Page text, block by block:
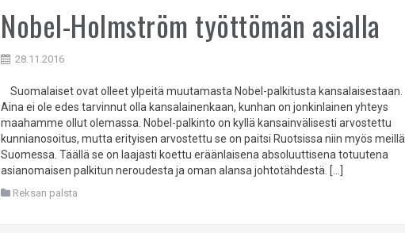
Nobel-Holmström työttömän asialla
28.11.2016
Suomalaiset ovat olleet ylpeitä muutamasta Nobel-palkitusta kansalaisestaan.
Aina ei ole edes tarvinnut olla kansalainenkaan, kunhan on jonkinlainen yhteys
maahamme ollut olemassa. Nobel-palkinto on kyllä kansainvälisesti arvostettu
kunnianosoitus, mutta erityisen arvostettu se on paitsi Ruotsissa niin myös meillä
Suomessa. Täällä se on laajasti koettu eräänlaisena absoluuttisena totuutena
asianomaisen palkitun neroudesta ja oman alansa johtotähdestä. […]
Reksan palsta